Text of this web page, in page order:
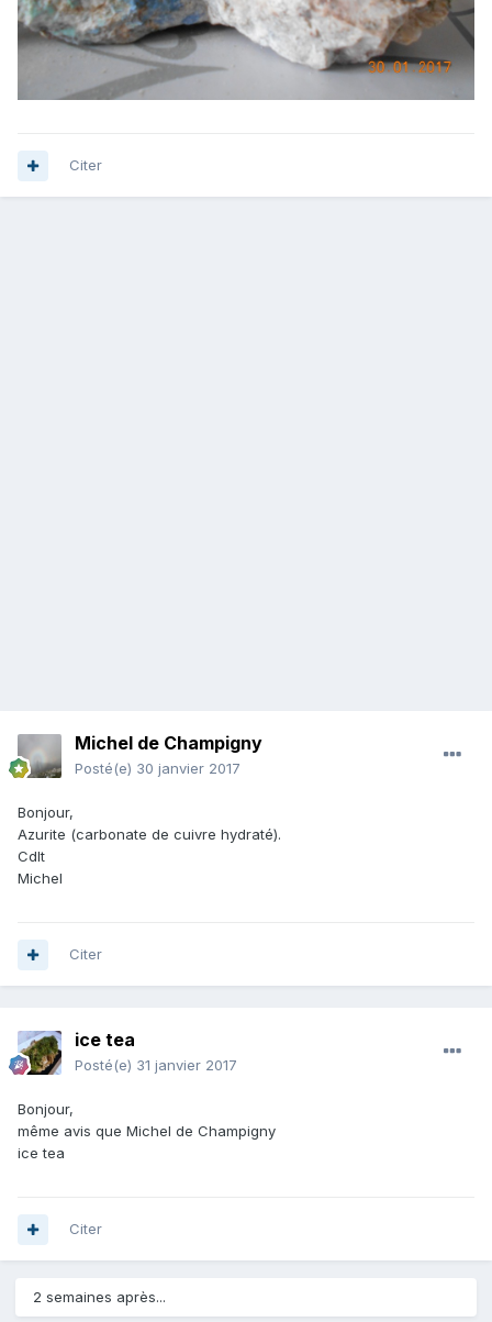
Citer
Michel de Champigny
Posté(e) 30 janvier 2017
Bonjour,
Azurite (carbonate de cuivre hydraté).
Cdlt
Michel
Citer
ice tea
Posté(e) 31 janvier 2017
Bonjour,
même avis que Michel de Champigny
ice tea
Citer
2 semaines après...